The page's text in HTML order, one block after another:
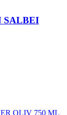
SALBEI